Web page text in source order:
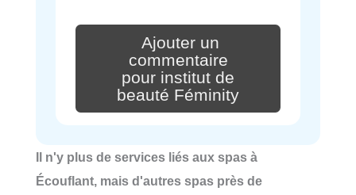
Ajouter un
commentaire
pour institut de
beauté Féminity
Il n'y plus de services liés aux spas à
Écouflant, mais d'autres spas près de